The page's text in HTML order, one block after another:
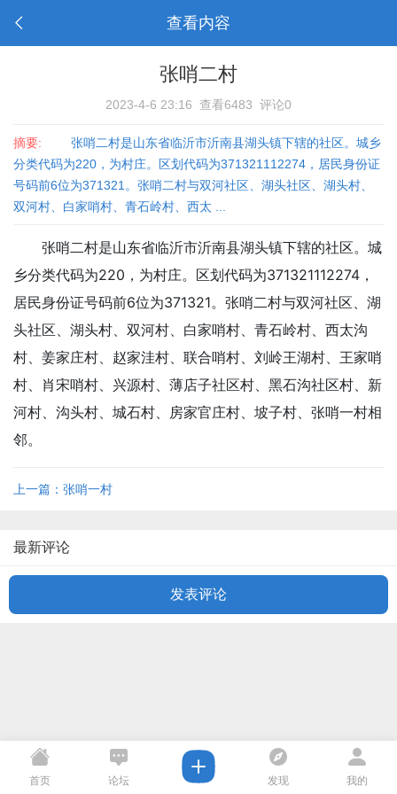
查看内容
张哨二村
2023-4-6 23:16 查看6483 评论0
摘要:
张哨二村是山东省临沂市沂南县湖头镇下辖的社区。城乡
分类代码为220，为村庄。区划代码为371321112274，居民身份证
号码前6位为371321。张哨二村与双河社区、湖头社区、湖头村、
双河村、白家哨村、青石岭村、西太 ...
张哨二村是山东省临沂市沂南县湖头镇下辖的社区。城
乡分类代码为220，为村庄。区划代码为371321112274，
居民身份证号码前6位为371321。张哨二村与双河社区、湖
头社区、湖头村、双河村、白家哨村、青石岭村、西太沟
村、姜家庄村、赵家洼村、联合哨村、刘岭王湖村、王家哨
村、肖宋哨村、兴源村、薄店子社区村、黑石沟社区村、新
河村、沟头村、城石村、房家官庄村、坡子村、张哨一村相
邻。
上一篇：张哨一村
最新评论
发表评论
首页 论坛 发现 我的